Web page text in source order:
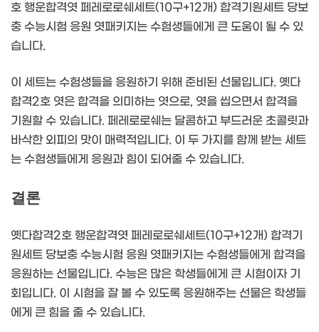
호 행운합격엿 페레로로쉐세트(10구+12개) 합격기원세트 당보
충 수능시험 응원 엿패키지는 수험생들에게 큰 도움이 될 수 있
습니다.
이 세트는 수험생들을 응원하기 위해 준비된 선물입니다. 옛다
합격2호 엿은 합격을 의미하는 엿으로, 엿을 씹으면서 합격을
기원할 수 있습니다. 페레로로쉐는 달콤하고 부드러운 초콜릿과
바삭한 외피의 맛이 매력적입니다. 이 두 가지를 함께 받는 세트
는 수험생들에게 응원과 힘이 되어줄 수 있습니다.
결론
옛다합격2호 행운합격엿 페레로로쉐세트(10구+12개) 합격기
원세트 당보충 수능시험 응원 엿패키지는 수험생들에게 합격을
응원하는 선물입니다. 수능은 많은 학생들에게 큰 시험이자 기
회입니다. 이 시험을 잘 볼 수 있도록 응원해주는 선물은 학생들
에게 큰 힘을 줄 수 있습니다.